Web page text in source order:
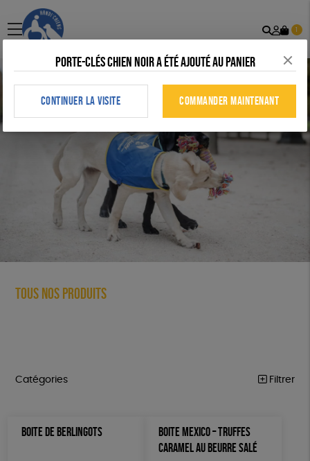
menu
Mon
1
Tous nos produits
Catégories Filtrer
Par défaut
BOITE DE BERLINGOTS
BOITE MEXICO – TRUFFES
CARAMEL AU BEURRE SALÉ
Porte-clés chien noir a été ajouté au panier
CONTINUER LA VISITE COMMANDER MAINTENANT